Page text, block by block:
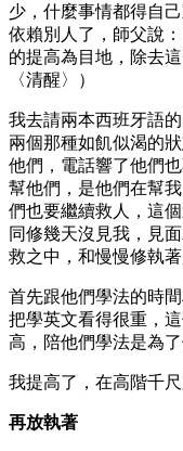
少，什麼事情都得自
依賴別人了，師父說
的提高為目地，除去
〈清醒〉）
我去請兩本西班牙語
兩個那種如飢似渴的
他們，電話響了他們
幫他們，是他們在幫
們也要繼續救人，這
同修幾天沒見我，見
救之中，和慢慢修執著
首先跟他們學法的時
把學英文看得很重，
高，陪他們學法是為
我提高了，在高階千尺
再放執著